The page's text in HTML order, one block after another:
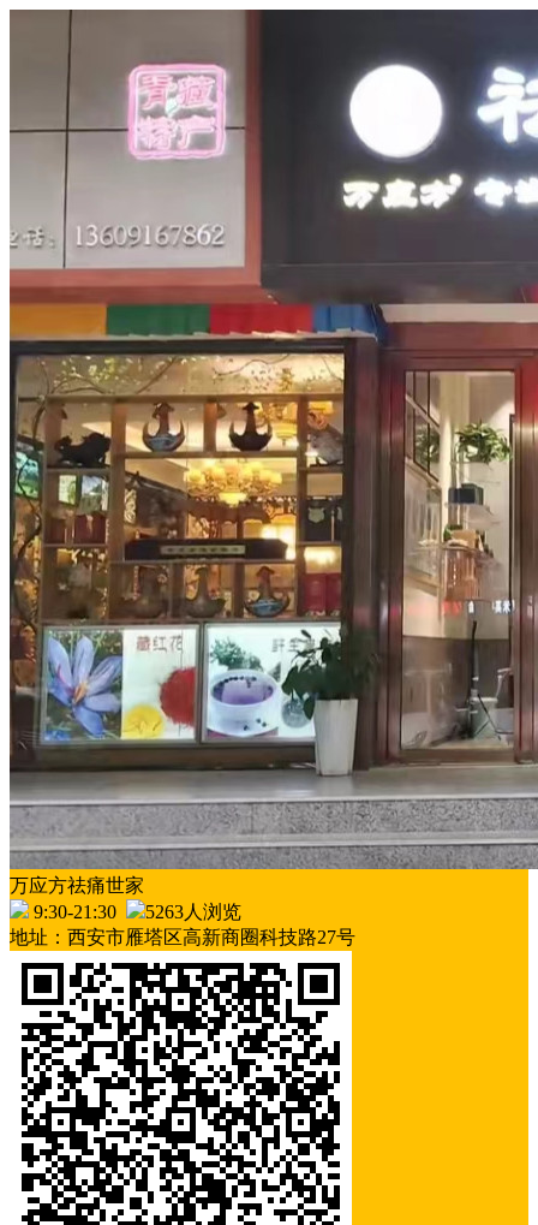
万应方祛痛世家
9:30-21:30
5263人浏览
地址：西安市雁塔区高新商圈科技路27号